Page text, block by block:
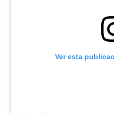
Ver esta